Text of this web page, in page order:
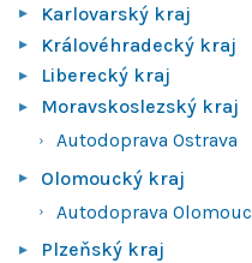
Karlovarský kraj
Královéhradecký kraj
Liberecký kraj
Moravskoslezský kraj
Autodoprava Ostrava
Olomoucký kraj
Autodoprava Olomouc
Plzeňský kraj